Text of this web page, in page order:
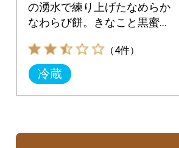
の湧水で練り上げたなめらか
なわらび餅。きなこと黒蜜を
（4件）
冷蔵